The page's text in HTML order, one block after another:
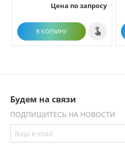
инородного тела из
путей
Цена по запросу
В КОРЗИНУ
Будем на связи
ПОДПИШИТЕСЬ НА НОВОСТИ